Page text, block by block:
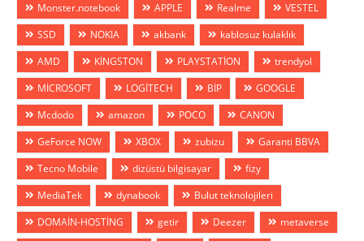
Monster.notebook
APPLE Realme
VESTEL
SSD
NOKIA akbank
kablosuz kulaklık
AMD
KİNGSTON PLAYSTATİON
trendyol
MİCROSOFT
LOGİTECH BİP
GOOGLE
Mcdodo
amazon POCO
CANON
GeForce NOW
XBOX zubizu
Garanti BBVA
Tecno Mobile
dizüstü bilgisayar
fizy
MediaTek
dynabook
Bulut teknolojileri
DOMAİN-HOSTİNG
getir Deezer
metaverse